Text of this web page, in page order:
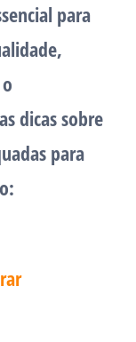
para
dicas sobre
para